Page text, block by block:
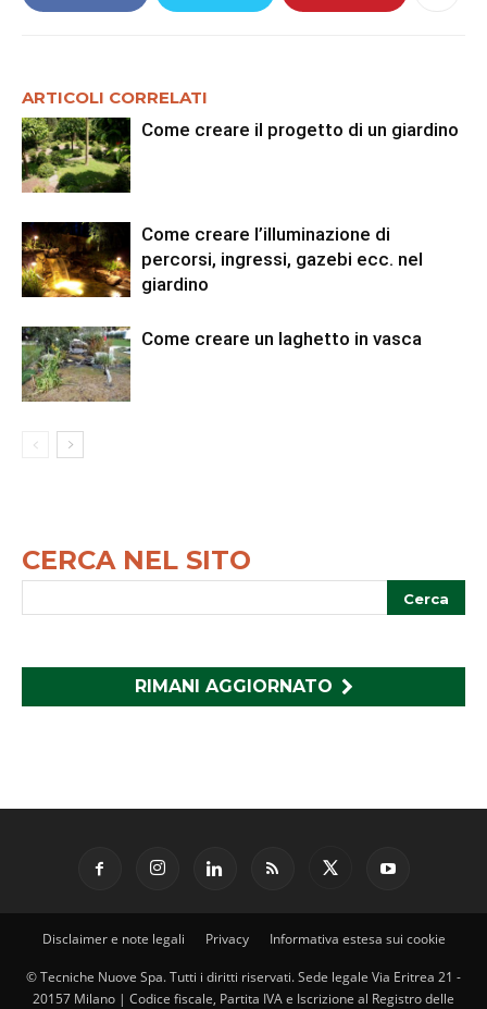
ARTICOLI CORRELATI
Come creare il progetto di un giardino
Come creare l’illuminazione di
percorsi, ingressi, gazebi ecc. nel
giardino
Come creare un laghetto in vasca
CERCA NEL SITO
RIMANI AGGIORNATO
Disclaimer e note legali Privacy Informativa estesa sui cookie
© Tecniche Nuove Spa. Tutti i diritti riservati. Sede legale Via Eritrea 21 -
20157 Milano | Codice fiscale, Partita IVA e Iscrizione al Registro delle